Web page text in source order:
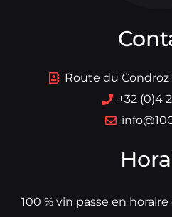
Route du Condroz
+32 (0)4
100 % vin passe en